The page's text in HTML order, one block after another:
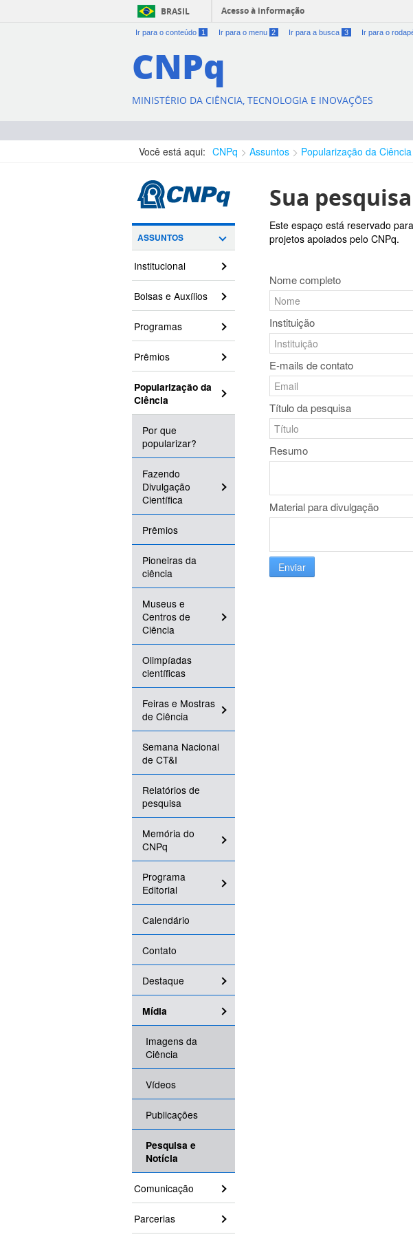
BRASIL Acesso à informação
Ir para o conteúdo 1 Ir para o menu 2 Ir para a busca 3 Ir para o
CNPq
MINISTÉRIO DA CIÊNCIA, TECNOLOGIA E INOVAÇÕES
Você está aqui: CNPq Assuntos Popularização da Ciência
ASSUNTOS
Institucional
Bolsas e Auxílios
Programas
Prêmios
Popularização da
Ciência
Por que
popularizar?
Fazendo
Divulgação
Científica
Prêmios
Pioneiras da
ciência
Museus e
Centros de
Ciência
Olimpíadas
científicas
Feiras e Mostras
de Ciência
Semana Nacional
de CT&I
Relatórios de
pesquisa
Memória do
CNPq
Programa
Editorial
Calendário
Contato
Destaque
Mídia
Imagens da
Ciência
Vídeos
Publicações
Pesquisa e
Notícia
Comunicação
Parcerias
Sua
Este espaço está reservado
projetos apoiados pelo CNPq.
Nome completo
Instituição
E-mails de contato
Título da pesquisa
Resumo
Material para divulgação
Enviar